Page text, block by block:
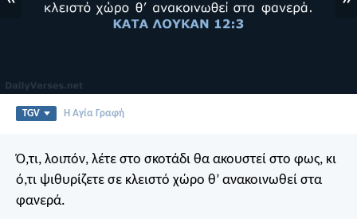
TGV Η Αγία Γραφή
Ό,τι, λοιπόν, λέτε στο σκοτάδι θα ακουστεί στο φως, κι
ό,τι ψιθυρίζετε σε κλειστό χώρο θ’ ανακοινωθεί στα
φανερά.